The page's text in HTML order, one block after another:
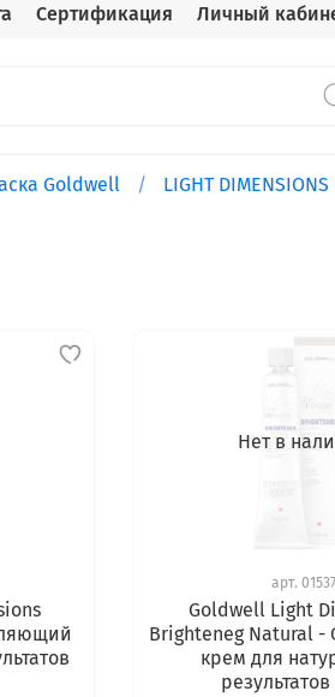
Сертификация Личный
Goldwell LIGHT DIMENSIONS
Нет в
арт. 01537
Goldwell Light
Brighteneg Natural
крем для